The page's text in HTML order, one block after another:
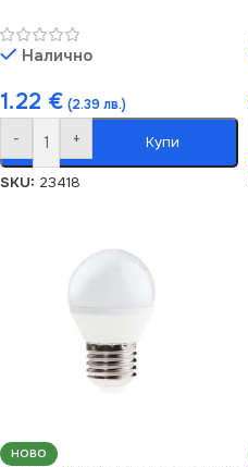
Налично
1.22 € (2.39 лв.)
- + Купи
SKU: 23418
НОВО